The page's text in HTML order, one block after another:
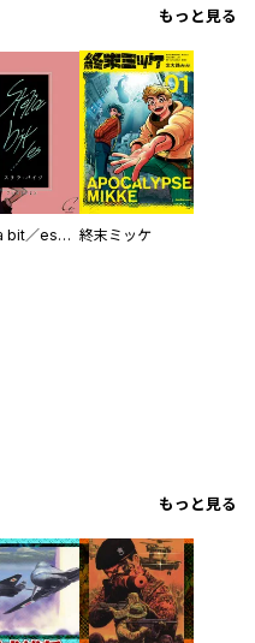
もっと見る
Stella bit／es【単話版】 終末ミッケ
もっと見る